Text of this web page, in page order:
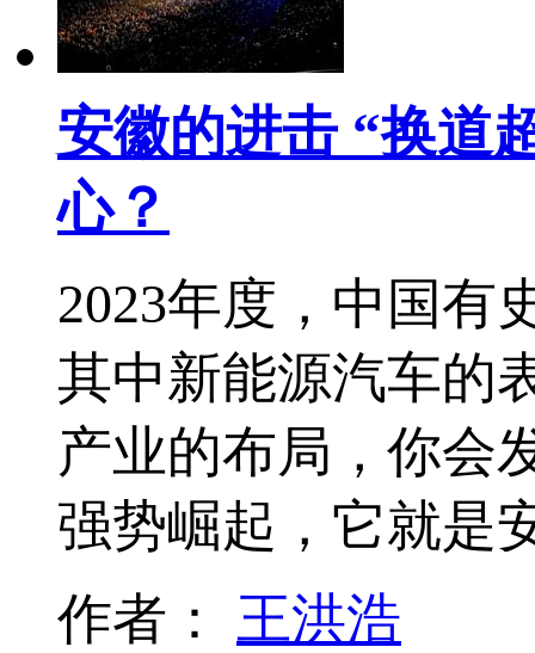
安徽的进击 “换道
心？
2023年度，中国有
其中新能源汽车的
产业的布局，你会
强势崛起，它就
作者： 王洪浩